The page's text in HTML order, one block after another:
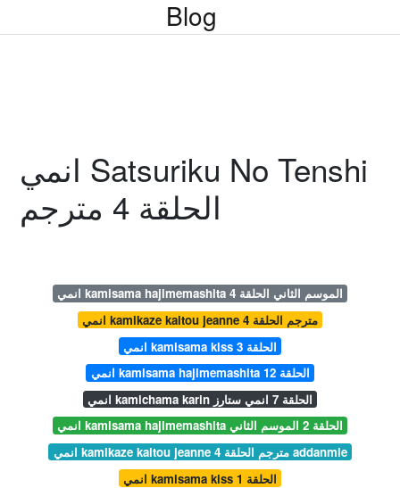
Blog
انمي Satsuriku No Tenshi
الحلقة 4 مترجم
انمي kamisama hajimemashita الموسم الثاني الحلقة 4
انمي kamikaze kaitou jeanne مترجم الحلقة 4
انمي kamisama kiss الحلقة 3
انمي kamisama hajimemashita الحلقة 12
انمي kamichama karin الحلقة 7 انمي ستارز
انمي kamisama hajimemashita الحلقة 2 الموسم الثاني
انمي kamikaze kaitou jeanne مترجم الحلقة 4 addanmie
انمي kamisama kiss الحلقة 1